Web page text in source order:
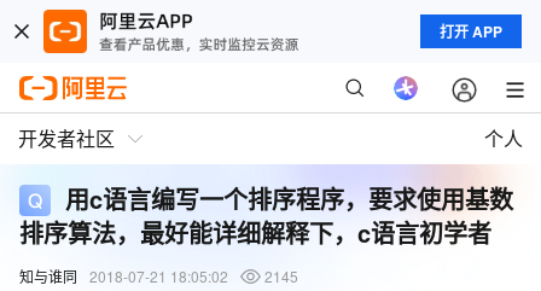
打开 APP
开发者社区 个人
用c语言编写一个排序程序，要求使用基数
排序算法，最好能详细解释下，c语言初学者
知与谁同 2018-07-21 18:05:02
2145